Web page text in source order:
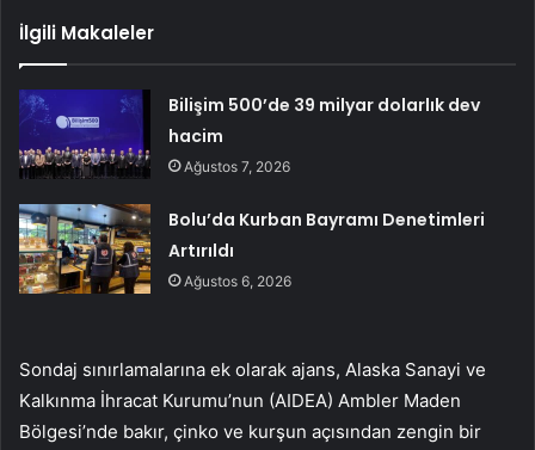
İlgili Makaleler
Bilişim 500’de 39 milyar dolarlık dev
hacim
Ağustos 7, 2026
Bolu’da Kurban Bayramı Denetimleri
Artırıldı
Ağustos 6, 2026
Sondaj sınırlamalarına ek olarak ajans, Alaska Sanayi ve
Kalkınma İhracat Kurumu’nun (AIDEA) Ambler Maden
Bölgesi’nde bakır, çinko ve kurşun açısından zengin bir